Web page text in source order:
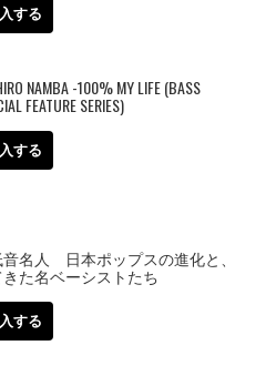
する
NAMBA -100% MY LIFE (BASS
FEATURE SERIES)
する
名人 日本ポップスの進化と、
た名ベーシストたち
する